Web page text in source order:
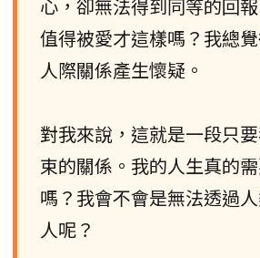
心，卻無法得到同等的回
值得被愛才這樣嗎？我總
人際關係產生懷疑。
對我來說，這就是一段只
束的關係。我的人生真的
嗎？我會不會是無法透過
人呢？